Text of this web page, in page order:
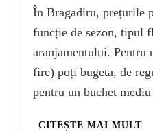
În Bragadiru, prețurile
funcție de sezon, tipul
aranjamentului. Pentru
fire) poți bugeta, de
pentru un buchet
CITEȘTE MAI MULT